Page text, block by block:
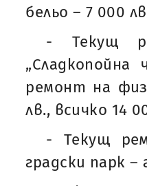
бельо – 7 000
- Текущ
ремонт на
лв., всичко 14
- Текущ
градски парк –